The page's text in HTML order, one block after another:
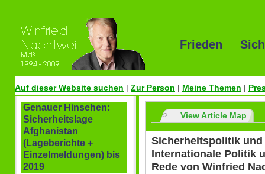
Frieden
Auf dieser Website suchen | Zur Person | Meine Themen |
Genauer Hinsehen:
Sicherheitslage
Afghanistan
(Lageberichte +
Einzelmeldungen) bis
2019
View Article Map
Sicherheitspolitik und
Internationale Politik
Rede von Winfried